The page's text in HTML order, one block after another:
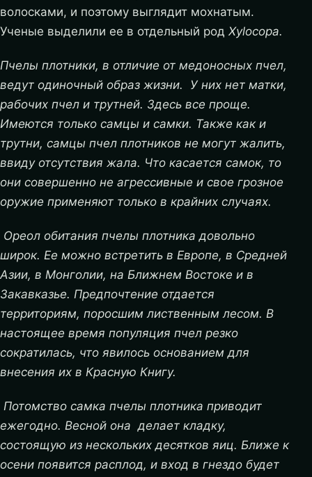
волосками, и поэтому выглядит мохнатым.
Ученые выделили ее в отдельный род Xylocopa.
Пчелы плотники, в отличие от медоносных пчел,
ведут одиночный образ жизни. У них нет матки,
рабочих пчел и трутней. Здесь все проще.
Имеются только самцы и самки. Также как и
трутни, самцы пчел плотников не могут жалить,
ввиду отсутствия жала. Что касается самок, то
они совершенно не агрессивные и свое грозное
оружие применяют только в крайних случаях.
Ореол обитания пчелы плотника довольно
широк. Ее можно встретить в Европе, в Средней
Азии, в Монголии, на Ближнем Востоке и в
Закавказье. Предпочтение отдается
территориям, поросшим лиственным лесом. В
настоящее время популяция пчел резко
сократилась, что явилось основанием для
внесения их в Красную Книгу.
Потомство самка пчелы плотника приводит
ежегодно. Весной она делает кладку,
состоящую из нескольких десятков яиц. Ближе к
осени появится расплод, и вход в гнездо будет